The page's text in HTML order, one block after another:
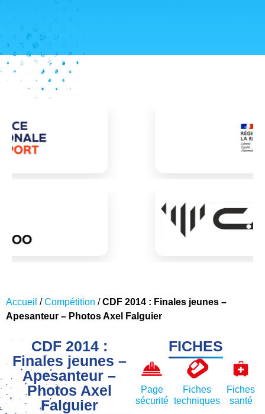
Accueil /Compétition /CDF 2014 : Finales jeunes –
Apesanteur – Photos Axel Falguier
CDF 2014 :
Finales jeunes –
Apesanteur –
Photos Axel
Falguier
FICHES
Page
sécurité
Fiches
techniques
Fiches
santé